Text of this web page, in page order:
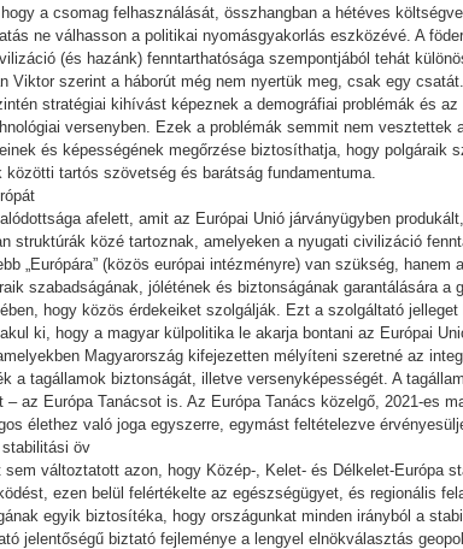
a csomag felhasználását, összhangban a hétéves
ne válhasson a politikai nyomásgyakorlás eszközévé. A
(és hazánk) fenntarthatósága szempontjából tehát
Viktor szerint a háborút még nem nyertük meg, csak egy
stratégiai kihívást képeznek a demográfiai problémák és
versenyben. Ezek a problémák semmit nem
és képességének megőrzése biztosíthatja, hogy
közötti tartós szövetség és barátság fundamentuma.
afelett, amit az Európai Unió járványügyben
struktúrák közé tartoznak, amelyeken a nyugati civilizáció
„Európára” (közös európai intézményre) van szükség,
szabadságának, jólétének és biztonságának garantálására
hogy közös érdekeiket szolgálják. Ezt a szolgáltató
ki, hogy a magyar külpolitika le akarja bontani az Európai
Magyarország kifejezetten mélyíteni szeretné az
a tagállamok biztonságát, illetve versenyképességét. A
– az Európa Tanácsot is. Az Európa Tanács közelgő, 2021-es
élethez való joga egyszerre, egymást feltételezve
öv
sem változtatott azon, hogy Közép-, Kelet- és Délkelet-Európa
ezen belül felértékelte az egészségügyet, és regionális
egyik biztosítéka, hogy országunkat minden irányból a
jelentőségű biztató fejleménye a lengyel elnökválasztás